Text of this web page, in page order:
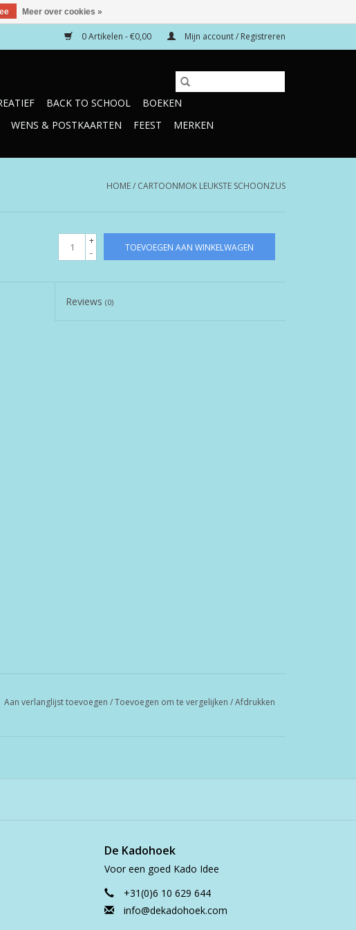
0 Artikelen - €0,00 Mijn account / Registreren
BACK TO SCHOOL
BOEKEN
WENS & POSTKAARTEN FEEST MERKEN
HOME/ CARTOONMOK LEUKSTE SCHOONZUS
+
-
TOEVOEGEN AAN WINKELWAGEN
Reviews(0)
Aan verlanglijst toevoegen /Toevoegen om te vergelijken /Afdrukken
De Kadohoek
Voor een goed Kado Idee
+31(0)6 10 629 644
info@dekadohoek.com
Meer over cookies »